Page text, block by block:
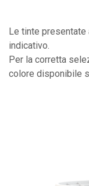
Le tinte presentate
indicativo.
Per la corretta
colore disponibile